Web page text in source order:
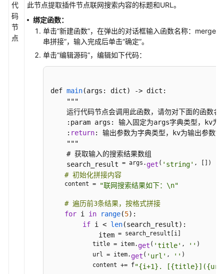
代
码
节
点
此节点提取插件节点联网搜索内容的标题和URL。
绑定函数：
单击“新建函数”，在弹出的对话框输入函数名称：merge
串拼接”，输入完成后单击“确定”。
单击“编辑源码”，编辑如下代码：
def main(args: dict) -> dict:
    """
运行代码节点会调用此函数，请勿对下面的函数名
:param args: 输入固定为args字典类型，kv为
    :
return: 输出参数为字典类型，kv为输出参数键
    """
    # 获取输入的搜索结果数组
    search_result
= args. get ( 'string' , [])
# 初始化拼接内容
    content =
"联网搜索结果如下：\n"
# 遍历前3条结果，按格式拼接
for i in range(5):
if i < len(search_result):
            item
= search_result[i]
            title = item.
get ( 'title' , '' )
            url = item.
get ( 'url' , '' )
            content += f
"{i+1}.